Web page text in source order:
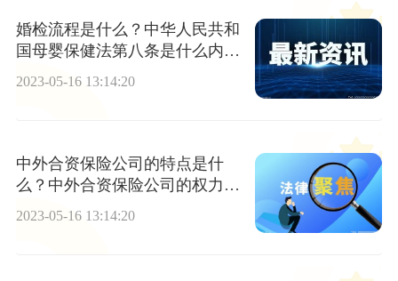
婚检流程是什么？中华人民共和
国母婴保健法第八条是什么内
容？
2023-05-16 13:14:20
中外合资保险公司的特点是什
么？中外合资保险公司的权力机
构为董事会吗？
2023-05-16 13:14:20